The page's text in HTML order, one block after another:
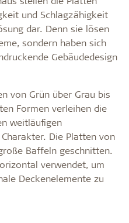
und Schlagzähigkeit
dar. Denn sie lösen
sondern haben sich
Gebäudedesign
von Grün über Grau bis
Formen verleihen die
weitläufigen
Die Platten von
Baffeln geschnitten.
verwendet, um
Deckenelemente zu